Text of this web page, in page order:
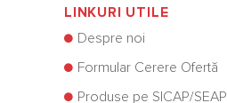
LINKURI UTILE
Despre noi
Formular Cerere Ofertă
Produse pe SICAP/SEAP